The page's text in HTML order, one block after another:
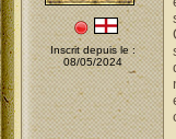
Inscrit depuis le :
08/05/2024